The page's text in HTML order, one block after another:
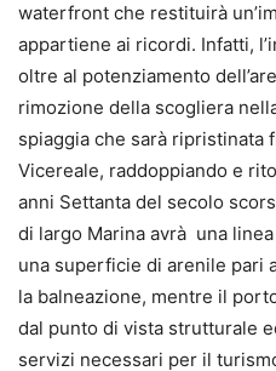
waterfront che restituirà
appartiene ai ricordi. Infatti,
oltre al potenziamento
rimozione della scogliera
spiaggia che sarà ripristinata
Vicereale, raddoppiando e
anni Settanta del secolo
di largo Marina avrà una
una superficie di arenile pari
la balneazione, mentre il
dal punto di vista strutturale
servizi necessari per il